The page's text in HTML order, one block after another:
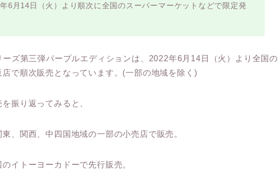
6月14日（火）より順次に全国のスーパーマーケットなどで限定発
ーズ第三弾パープルエディションは、2022年6月14日（火）より全国の
で順次販売となっています。(一部の地域を除く)
振り返ってみると、
、関西、中四国地域の一部の小売店で販売。
イトーヨーカドーで先行販売。